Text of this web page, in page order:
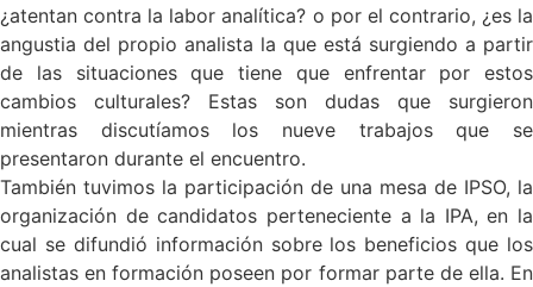
¿atentan contra la labor analítica? o por el contrario, ¿es la
angustia del propio analista la que está surgiendo a partir
de las situaciones que tiene que enfrentar por estos
cambios culturales? Estas son dudas que surgieron
mientras discutíamos los nueve trabajos que se
presentaron durante el encuentro.
También tuvimos la participación de una mesa de IPSO, la
organización de candidatos perteneciente a la IPA, en la
cual se difundió información sobre los beneficios que los
analistas en formación poseen por formar parte de ella. En